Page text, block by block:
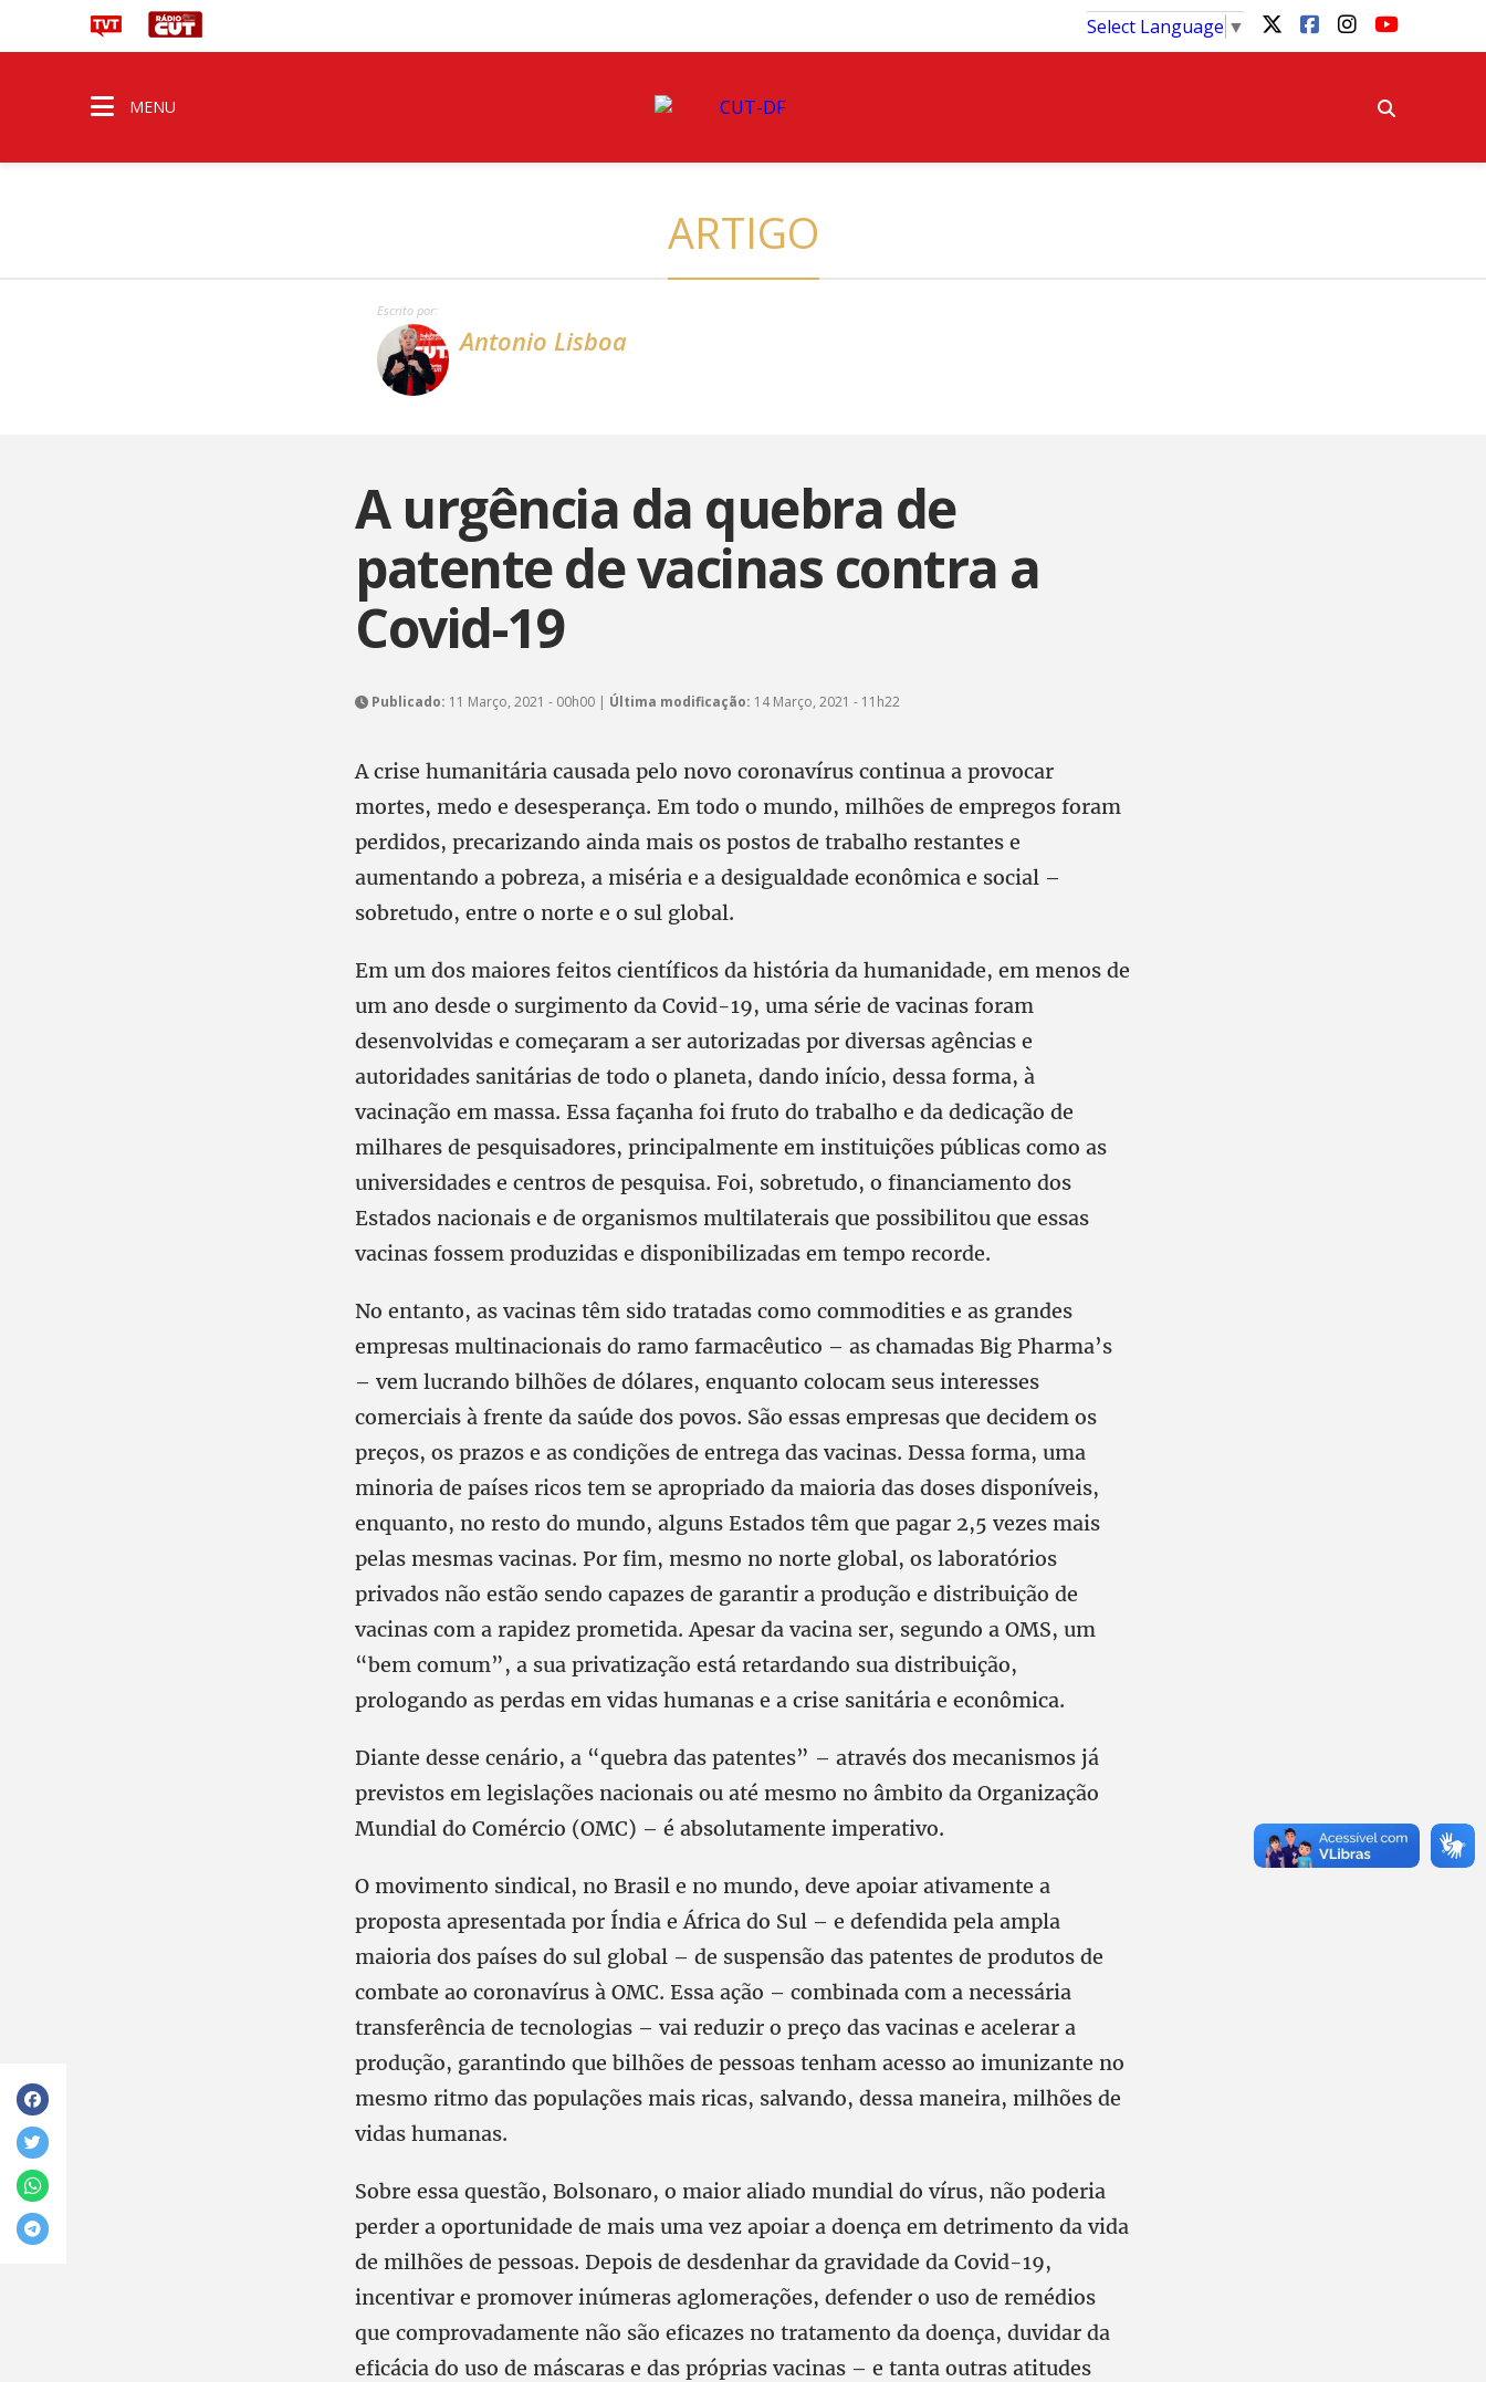
Select Language ▼
MENU
ARTIGO
Escrito por:
Antonio Lisboa
A urgência da quebra de
patente de vacinas contra a
Covid-19
Publicado: 11 Março, 2021 - 00h00 | Última modificação: 14 Março, 2021 - 11h22
A crise humanitária causada pelo novo coronavírus continua a provocar
mortes, medo e desesperança. Em todo o mundo, milhões de empregos foram
perdidos, precarizando ainda mais os postos de trabalho restantes e
aumentando a pobreza, a miséria e a desigualdade econômica e social –
sobretudo, entre o norte e o sul global.
Em um dos maiores feitos científicos da história da humanidade, em menos de
um ano desde o surgimento da Covid-19, uma série de vacinas foram
desenvolvidas e começaram a ser autorizadas por diversas agências e
autoridades sanitárias de todo o planeta, dando início, dessa forma, à
vacinação em massa. Essa façanha foi fruto do trabalho e da dedicação de
milhares de pesquisadores, principalmente em instituições públicas como as
universidades e centros de pesquisa. Foi, sobretudo, o financiamento dos
Estados nacionais e de organismos multilaterais que possibilitou que essas
vacinas fossem produzidas e disponibilizadas em tempo recorde.
No entanto, as vacinas têm sido tratadas como commodities e as grandes
empresas multinacionais do ramo farmacêutico – as chamadas Big Pharma’s
– vem lucrando bilhões de dólares, enquanto colocam seus interesses
comerciais à frente da saúde dos povos. São essas empresas que decidem os
preços, os prazos e as condições de entrega das vacinas. Dessa forma, uma
minoria de países ricos tem se apropriado da maioria das doses disponíveis,
enquanto, no resto do mundo, alguns Estados têm que pagar 2,5 vezes mais
pelas mesmas vacinas. Por fim, mesmo no norte global, os laboratórios
privados não estão sendo capazes de garantir a produção e distribuição de
vacinas com a rapidez prometida. Apesar da vacina ser, segundo a OMS, um
“bem comum”, a sua privatização está retardando sua distribuição,
prologando as perdas em vidas humanas e a crise sanitária e econômica.
Diante desse cenário, a “quebra das patentes” – através dos mecanismos já
previstos em legislações nacionais ou até mesmo no âmbito da Organização
Mundial do Comércio (OMC) – é absolutamente imperativo.
O movimento sindical, no Brasil e no mundo, deve apoiar ativamente a
proposta apresentada por Índia e África do Sul – e defendida pela ampla
maioria dos países do sul global – de suspensão das patentes de produtos de
combate ao coronavírus à OMC. Essa ação – combinada com a necessária
transferência de tecnologias – vai reduzir o preço das vacinas e acelerar a
produção, garantindo que bilhões de pessoas tenham acesso ao imunizante no
mesmo ritmo das populações mais ricas, salvando, dessa maneira, milhões de
vidas humanas.
Sobre essa questão, Bolsonaro, o maior aliado mundial do vírus, não poderia
perder a oportunidade de mais uma vez apoiar a doença em detrimento da vida
de milhões de pessoas. Depois de desdenhar da gravidade da Covid-19,
incentivar e promover inúmeras aglomerações, defender o uso de remédios
que comprovadamente não são eficazes no tratamento da doença, duvidar da
eficácia do uso de máscaras e das próprias vacinas – e tanta outras atitudes